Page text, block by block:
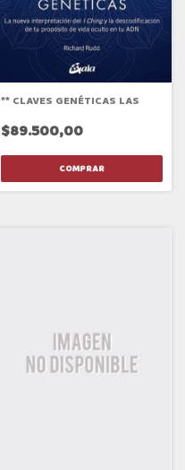
** CLAVES GENÉTICAS LAS
$89.500,00